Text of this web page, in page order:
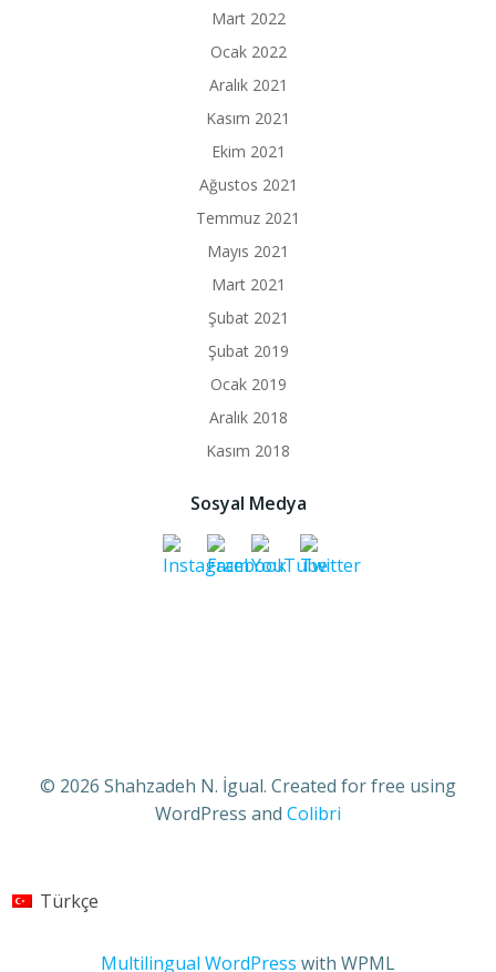
Mart 2022
Ocak 2022
Aralık 2021
Kasım 2021
Ekim 2021
Ağustos 2021
Temmuz 2021
Mayıs 2021
Mart 2021
Şubat 2021
Şubat 2019
Ocak 2019
Aralık 2018
Kasım 2018
Sosyal Medya
© 2026 Shahzadeh N. İgual. Created for free using
WordPress and Colibri
Türkçe
Multilingual WordPress with WPML